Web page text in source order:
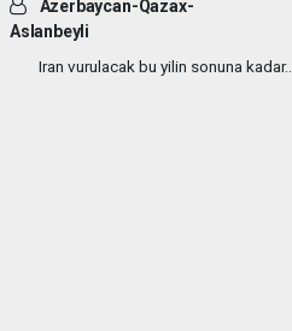
Azerbaycan-Qazax-
Aslanbeyli
Iran vurulacak bu yilin sonuna kadar...